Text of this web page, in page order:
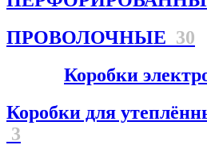
ПРОВОЛОЧНЫЕ 30
Коробки
Коробки для
3